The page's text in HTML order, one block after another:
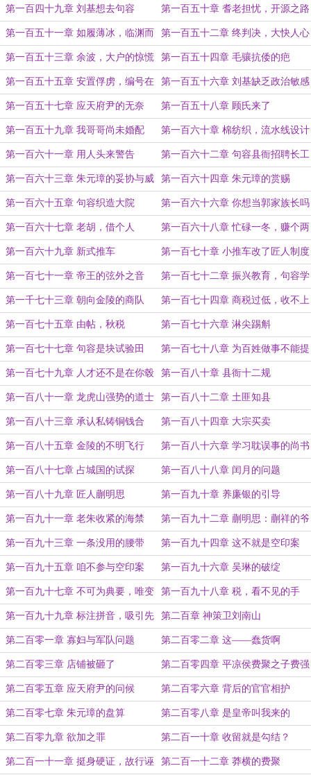
吧
第一百四十九章 刘基想去句容 第一百五十章 耆老担忧，开源之路
第一百五十一章 如履薄冰，临渊而
行
第一百五十二章 终判决，大快人心
第一百五十三章 余波，大户的惊慌 第一百五十四章 毛骧抗倭的疤
第一百五十五章 安置俘虏，编号在
册
第一百五十六章 刘基缺乏政治敏感
第一百五十七章 应天府尹的无奈 第一百五十八章 顾氏来了
第一百五十九章 我哥哥尚未婚配 第一百六十章 棉纺织，流水线设计
第一百六十一章 用人头来警告 第一百六十二章 句容县衙招聘长工
第一百六十三章 朱元璋的妥协与威
严
第一百六十四章 朱元璋的赏赐
第一百六十五章 句容织造大院 第一百六十六章 你想当郭家族长吗
第一百六十七章 老胡，借个人 第一百六十八章 忙碌一冬，赚个两
税
第一百六十九章 新式推车 第一百七十章 小推车改了匠人制度
第一百七十一章 帝王的弦外之音 第一百七十二章 振兴教育，句容学
院
第一千七十三章 朝向金陵的商队 第一百七十四章 商税过低，收不上
钱
第一百七十五章 由帖，秋税 第一百七十六章 淋尖踢斛
第一百七十七章 句容是块试验田 第一百七十八章 为百姓做事不能提
第一百七十九章 人才还不是在你毂
中
第一百八十章 县衙十二规
第一百八十一章 龙虎山强势的道士 第一百八十二章 土匪知县
第一百八十三章 承认私铸铜钱合
法？
第一百八十四章 大宗买卖
第一百八十五章 金陵的不明飞行
物？
第一百八十六章 学习耽误事的尚书
第一百八十七章 占城国的试探 第一百八十八章 闰月的问题
第一百八十九章 匠人蒯明思 第一百九十章 养廉银的引导
第一百九十一章 老朱收紧的海禁 第一百九十二章 蒯明思：蒯祥的爷
爷
第一百九十三章 一条没用的腰带 第一百九十四章 这不就是空印案
第一百九十五章 咱不参与空印案 第一百九十六章 吴琳的破绽
第一百九十七章 不可为典要，唯变
所适
第一百九十八章 税，看不见的手
第一百九十九章 标注拼音，吸引先
生
第二百章 神策卫刘南山
第二百零一章 寡妇与军队问题 第二百零二章 这——蠢货啊
第二百零三章 店铺被砸了 第二百零四章 平凉侯费聚之子费强
第二百零五章 应天府尹的问候 第二百零六章 背后的官官相护
第二百零七章 朱元璋的盘算 第二百零八章 是皇帝叫我来的
第二百零九章 欲加之罪 第二百一十章 收留就是勾结？
第二百一十一章 挺身硬证，故行诬 第二百一十二章 莽横的费聚